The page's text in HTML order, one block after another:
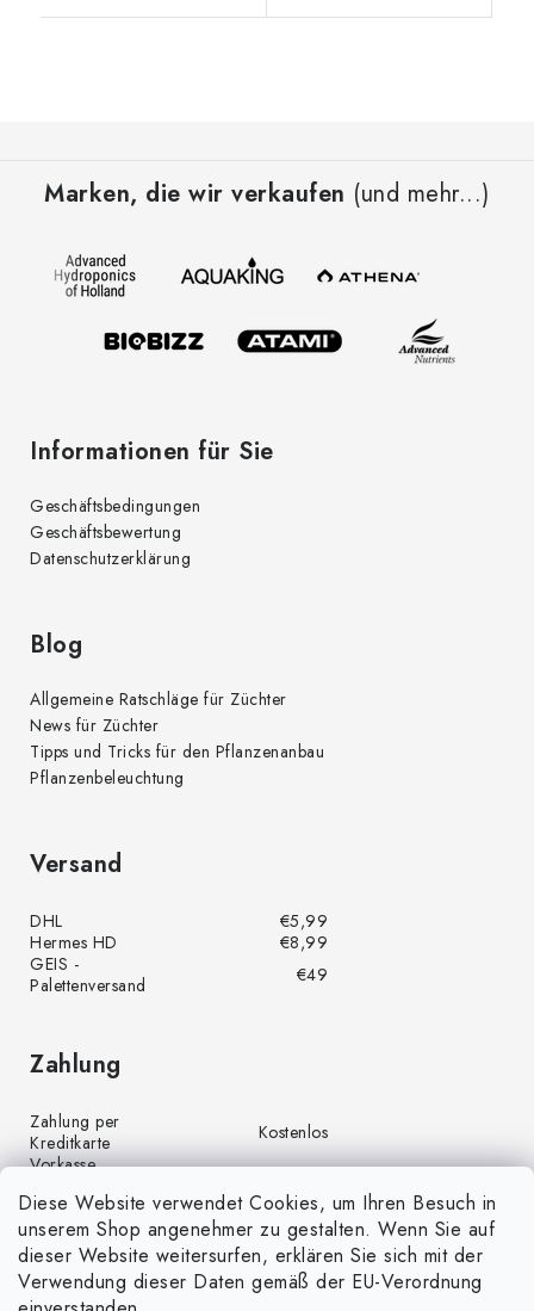
Diese Website verwendet Cookies, um Ihren Besuch in
unserem Shop angenehmer zu gestalten. Wenn Sie auf
dieser Website weitersurfen, erklären Sie sich mit der
Verwendung dieser Daten gemäß der EU-Verordnung
Marken, die wir verkaufen (und mehr...)
Informationen für Sie
Geschäftsbedingungen
Geschäftsbewertung
Datenschutzerklärung
Blog
Allgemeine Ratschläge für Züchter
News für Züchter
Tipps und Tricks für den Pflanzenanbau
Pflanzenbeleuchtung
Versand
DHL
€5,99
Hermes HD
€8,99
GEIS -
Palettenversand
€49
Zahlung
Zahlung per
Kreditkarte
Kostenlos
Vorkasse
Zahlung per PayPal
Kostenlos
Nachnahme
€4,00